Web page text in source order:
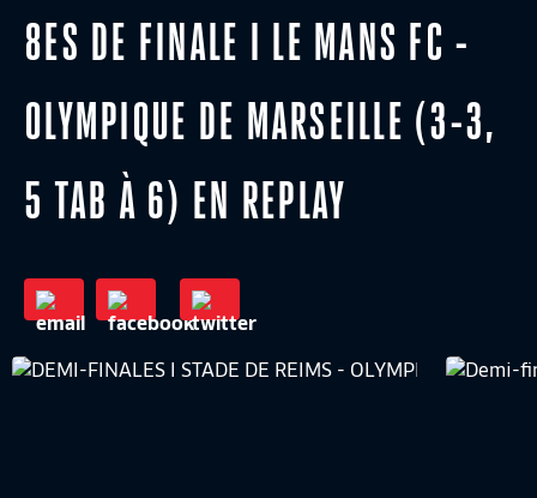
8ES DE FINALE I LE MANS FC -
OLYMPIQUE DE MARSEILLE (3-3,
5 TAB À 6) EN REPLAY